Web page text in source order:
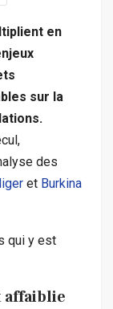
en
sur la
des
et Burkina
qui y est
affaiblie